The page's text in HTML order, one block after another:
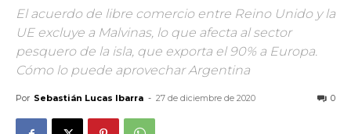
El acuerdo de libre comercio entre Reino Unido y la
UE excluye a Malvinas, lo que afecta al sector
pesquero de la isla, que exporta el 90% a Europa.
Cómo lo puede aprovechar Argentina
Por Sebastián Lucas Ibarra - 27 de diciembre de 2020 0